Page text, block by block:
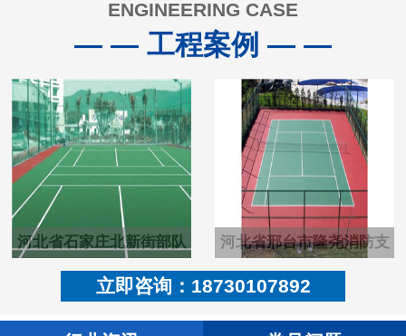
ENGINEERING CASE
— — 工程案例 — —
河北省石家庄北新街部队
塑胶pu羽毛球场
河北省邢台市隆尧消防支
队硬地丙烯酸篮球场
立即咨询：18730107892